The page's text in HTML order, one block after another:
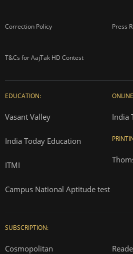
Correction Policy Press
T&Cs for AajTak HD Contest
EDUCATION:
Vasant Valley
India Today Education
ITMI
Campus National Aptitude test
India
SUBSCRIPTION:
Cosmopolitan